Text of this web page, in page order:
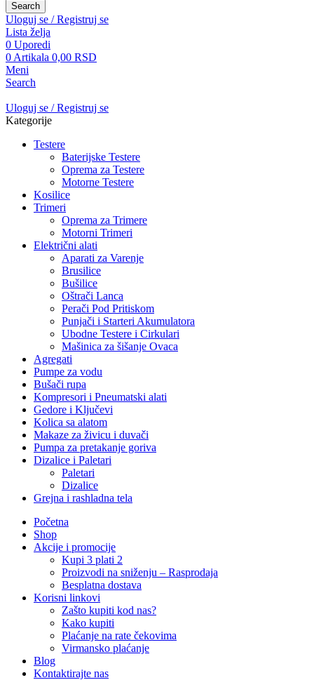
Search
Uloguj se / Registruj se
Lista želja
0 Uporedi
0 Artikala 0,00 RSD
Meni
Search
Uloguj se / Registruj se
Kategorije
Testere
Baterijske Testere
Oprema za Testere
Motorne Testere
Kosilice
Trimeri
Oprema za Trimere
Motorni Trimeri
Električni alati
Aparati za Varenje
Brusilice
Bušilice
Oštrači Lanca
Perači Pod Pritiskom
Punjači i Starteri Akumulatora
Ubodne Testere i Cirkulari
Mašinica za šišanje Ovaca
Agregati
Pumpe za vodu
Bušači rupa
Kompresori i Pneumatski alati
Gedore i Ključevi
Kolica sa alatom
Makaze za živicu i duvači
Pumpa za pretakanje goriva
Dizalice i Paletari
Paletari
Dizalice
Grejna i rashladna tela
Početna
Shop
Akcije i promocije
Kupi 3 plati 2
Proizvodi na sniženju – Rasprodaja
Besplatna dostava
Korisni linkovi
Zašto kupiti kod nas?
Kako kupiti
Plaćanje na rate čekovima
Virmansko plaćanje
Blog
Kontaktirajte nas